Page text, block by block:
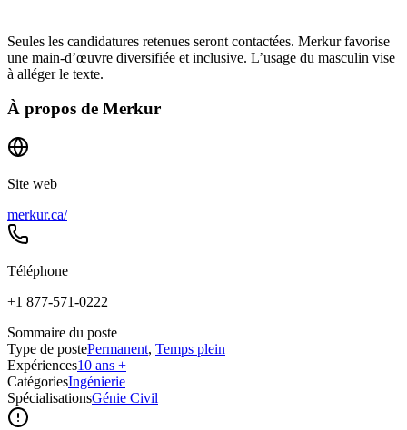
Seules les candidatures retenues seront contactées. Merkur favorise
une main-d’œuvre diversifiée et inclusive. L’usage du masculin vise
à alléger le texte.
À propos de Merkur
Site web
merkur.ca/
Téléphone
+1 877-571-0222
Sommaire du poste
Type de postePermanent, Temps plein
Expériences10 ans +
CatégoriesIngénierie
SpécialisationsGénie Civil